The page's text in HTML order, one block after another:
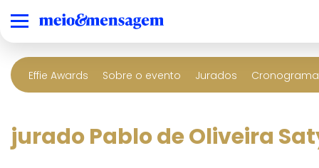
Effie Awards Sobre o evento Jurados
jurado Pablo de Oliveira